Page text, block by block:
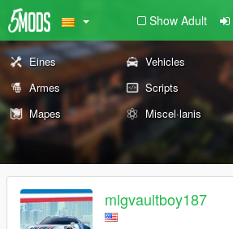
Show Adult
Eines Vehicles
Armes
Scripts
Mapes
Miscel·lanis
mlgvaultboy187